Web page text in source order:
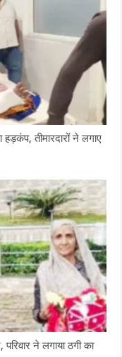
तीमारदारों ने लगाए
ने लगाया ठगी का